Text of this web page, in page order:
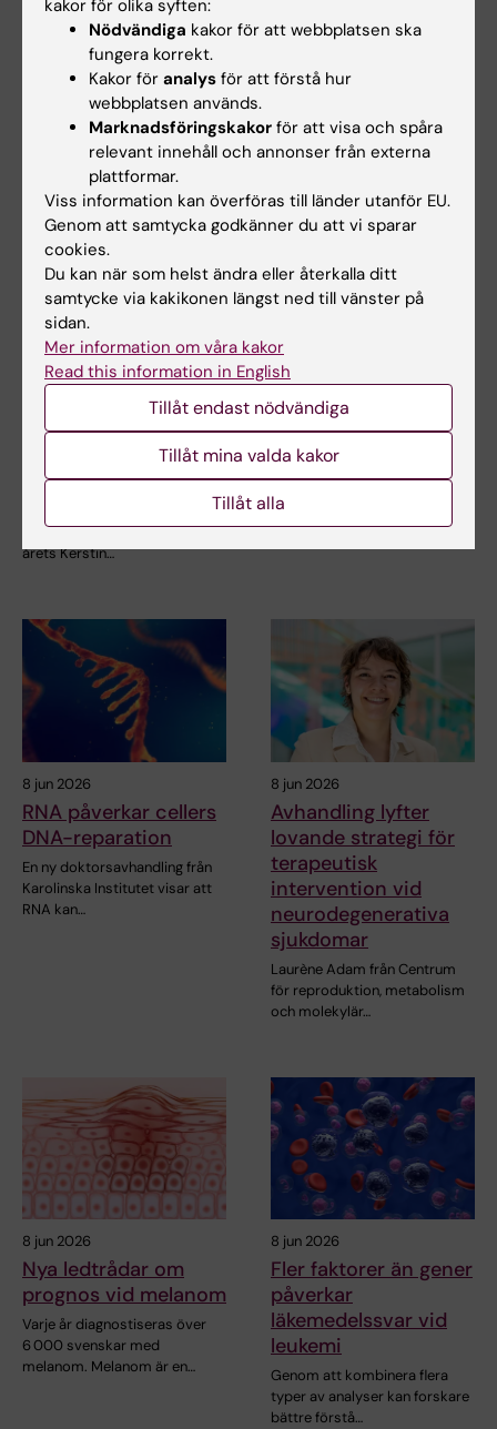
Relaterade artiklar
6 jul 2026
Doktorand får
stipendium för
forskning om hur
eksem påverkar skola
och yrkesliv
doktorander som har tilldelats
årets Kerstin…
9 jun 2026
Ny avhandling visar
låg risk för barns
hälsa vid assisterad
befruktning
En ny doktorsavhandling från
Karolinska Institutet visar att
hälsoutfallen…
8 jun 2026
RNA påverkar cellers
DNA-reparation
En ny doktorsavhandling från
Karolinska Institutet visar att
RNA kan…
8 jun 2026
Avhandling lyfter
lovande strategi för
terapeutisk
intervention vid
neurodegenerativa
sjukdomar
Laurène Adam från Centrum
för reproduktion, metabolism
och molekylär…
8 jun 2026
Nya ledtrådar om
prognos vid melanom
Varje år diagnostiseras över
6 000 svenskar med
melanom. Melanom är en…
8 jun 2026
Fler faktorer än gener
påverkar
läkemedelssvar vid
leukemi
Genom att kombinera flera
typer av analyser kan forskare
bättre förstå…
kakor för olika syften:
Nödvändiga kakor för att webbplatsen ska
fungera korrekt.
Kakor för analys för att förstå hur
webbplatsen används.
Marknadsföringskakor för att visa och spåra
relevant innehåll och annonser från externa
plattformar.
Viss information kan överföras till länder utanför EU.
Genom att samtycka godkänner du att vi sparar
cookies.
Du kan när som helst ändra eller återkalla ditt
samtycke via kakikonen längst ned till vänster på
sidan.
Mer information om våra kakor
Read this information in English
Tillåt endast nödvändiga
Tillåt mina valda kakor
Tillåt alla